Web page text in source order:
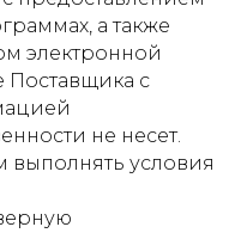
а также
электронной
Поставщика с
не несет.
выполнять условия